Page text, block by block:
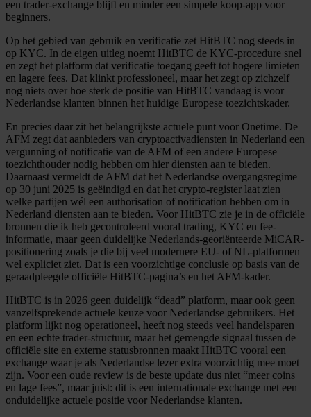
een trader-exchange blijft en minder een simpele koop-app voor
beginners.
Op het gebied van gebruik en verificatie zet HitBTC nog steeds in
op KYC. In de eigen uitleg noemt HitBTC de KYC-procedure snel
en zegt het platform dat verificatie toegang geeft tot hogere limieten
en lagere fees. Dat klinkt professioneel, maar het zegt op zichzelf
nog niets over hoe sterk de positie van HitBTC vandaag is voor
Nederlandse klanten binnen het huidige Europese toezichtskader.
En precies daar zit het belangrijkste actuele punt voor Onetime. De
AFM zegt dat aanbieders van cryptoactivadiensten in Nederland een
vergunning of notificatie van de AFM of een andere Europese
toezichthouder nodig hebben om hier diensten aan te bieden.
Daarnaast vermeldt de AFM dat het Nederlandse overgangsregime
op 30 juni 2025 is geëindigd en dat het crypto-register laat zien
welke partijen wél een authorisation of notification hebben om in
Nederland diensten aan te bieden. Voor HitBTC zie je in de officiële
bronnen die ik heb gecontroleerd vooral trading, KYC en fee-
informatie, maar geen duidelijke Nederlands-georiënteerde MiCAR-
positionering zoals je die bij veel modernere EU- of NL-platformen
wel expliciet ziet. Dat is een voorzichtige conclusie op basis van de
geraadpleegde officiële HitBTC-pagina’s en het AFM-kader.
HitBTC is in 2026 geen duidelijk “dead” platform, maar ook geen
vanzelfsprekende actuele keuze voor Nederlandse gebruikers. Het
platform lijkt nog operationeel, heeft nog steeds veel handelsparen
en een echte trader-structuur, maar het gemengde signaal tussen de
officiële site en externe statusbronnen maakt HitBTC vooral een
exchange waar je als Nederlandse lezer extra voorzichtig mee moet
zijn. Voor een oude review is de beste update dus niet “meer coins
en lage fees”, maar juist: dit is een internationale exchange met een
onduidelijke actuele positie voor Nederlandse klanten.